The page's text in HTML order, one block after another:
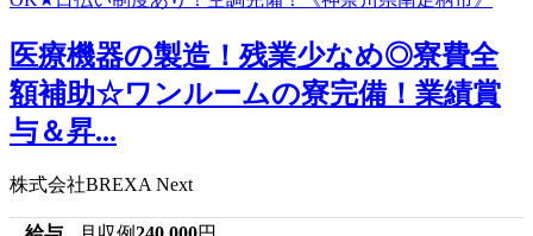
医療機器の製造！残業少なめ◎寮費全
額補助☆ワンルームの寮完備！業績賞
与＆昇...
株式会社BREXA Next